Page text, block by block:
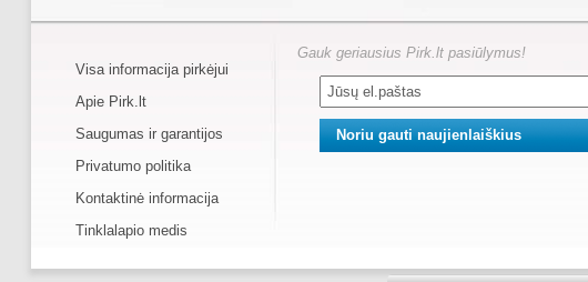
Visa informacija pirkėjui
Apie Pirk.lt
Saugumas ir garantijos
Privatumo politika
Kontaktinė informacija
Tinklalapio medis
Gauk geriausius Pirk.lt pasiūlymus!